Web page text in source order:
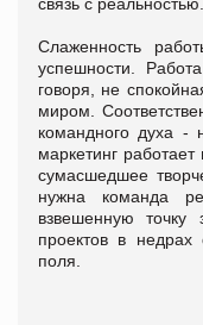
Слаженность
успешности.
говоря, не
миром.
командного духа -
маркетинг
сумасшедшее
нужна команда
взвешенную точку
проектов в
поля.